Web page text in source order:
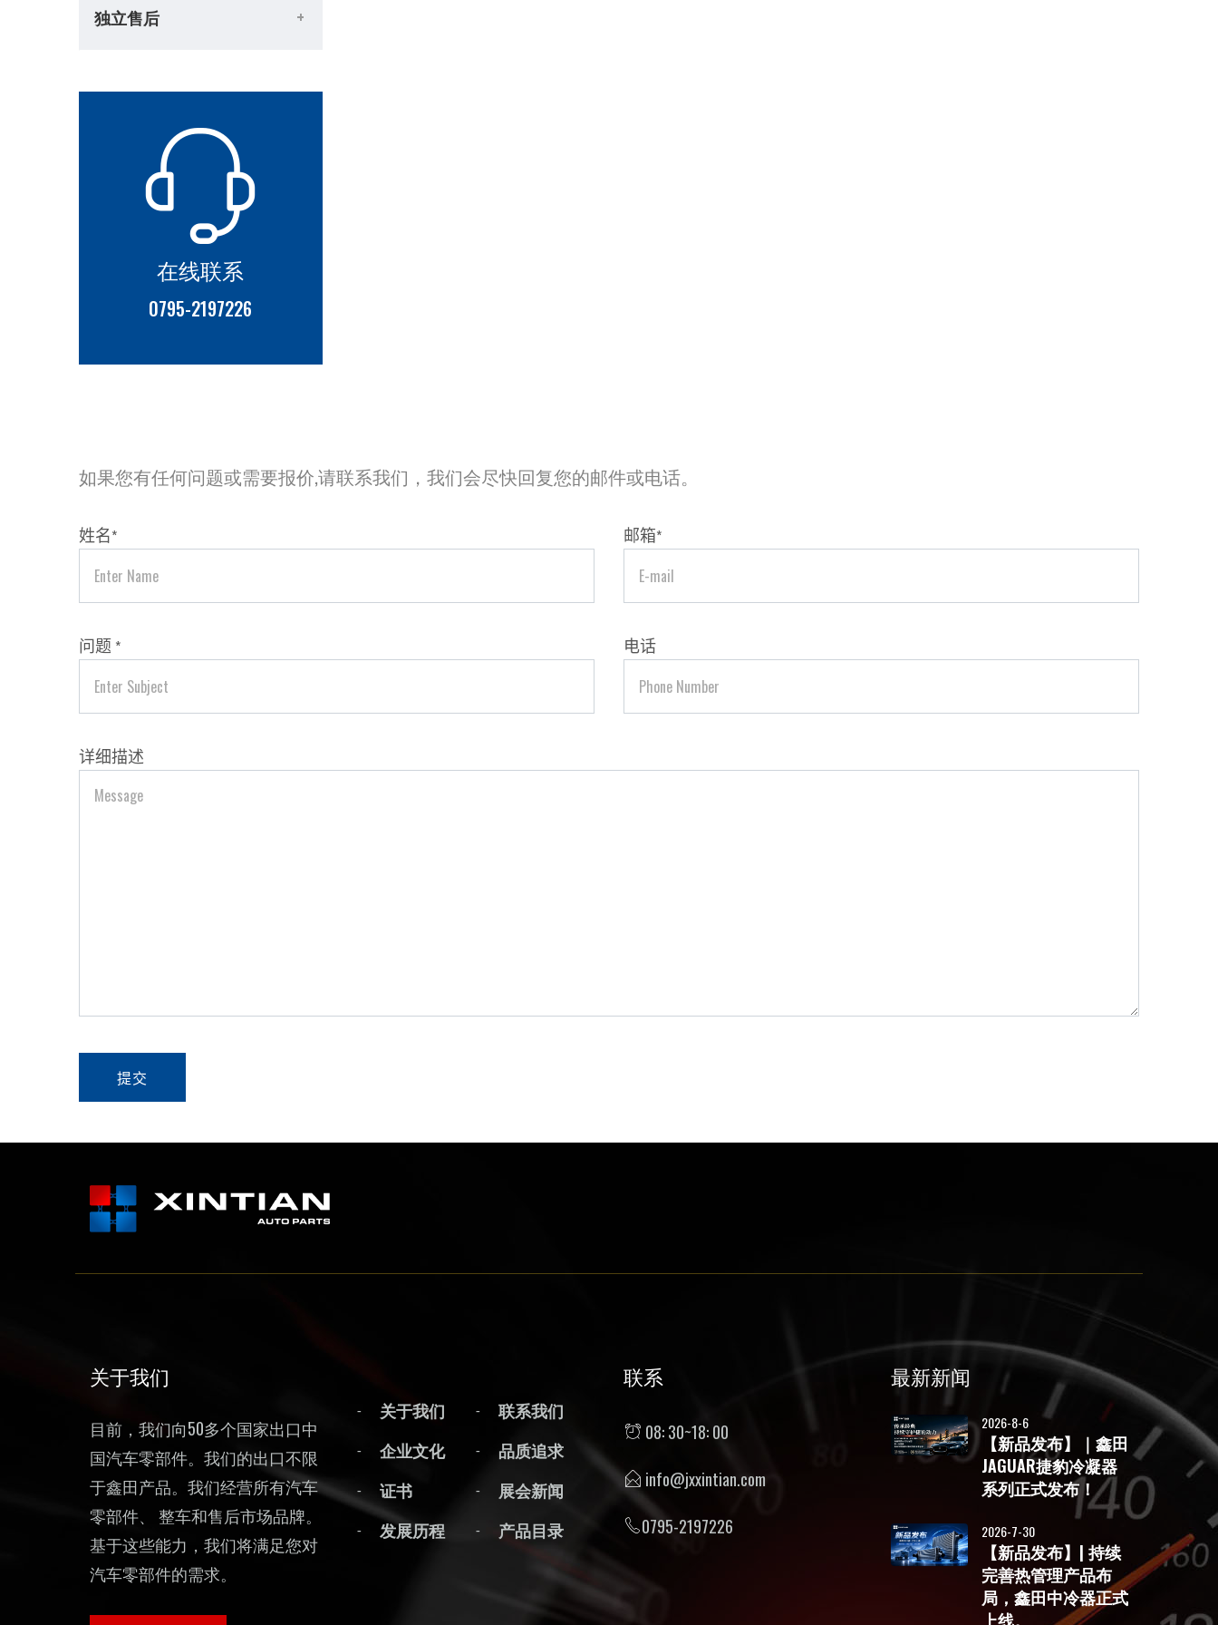
独立售后
在线联系
0795-2197226
如果您有任何问题或需要报价,请联系我们，我们会尽快回复您的邮件或电话。
姓名* 邮箱*
问题 * 电话
详细描述
关于我们
目前，我们向50多个国家出口中
国汽车零部件。我们的出口不限
于鑫田产品。我们经营所有汽车
零部件、 整车和售后市场品牌。
基于这些能力，我们将满足您对
汽车零部件的需求。
关于我们
联系我们
企业文化
品质追求
证书
展会新闻
发展历程
产品目录
联系
08: 30~18: 00
info@jxxintian.com
0795-2197226
最新新闻
2026-8-6
【新品发布】｜鑫田
JAGUAR捷豹冷凝器
系列正式发布！
2026-7-30
【新品发布】| 持续
完善热管理产品布
局，鑫田中冷器正式
上线。